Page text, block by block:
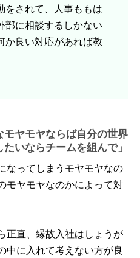
をされて、人事ももは
部に相談するしかない
良い対応があれば教
ヤモヤならば自分の世界
いならチームを組んで」
なってしまうモヤモヤなの
モヤモヤなのかによって対
正直、縁故入社はしょうが
中に入れて考えない方が良